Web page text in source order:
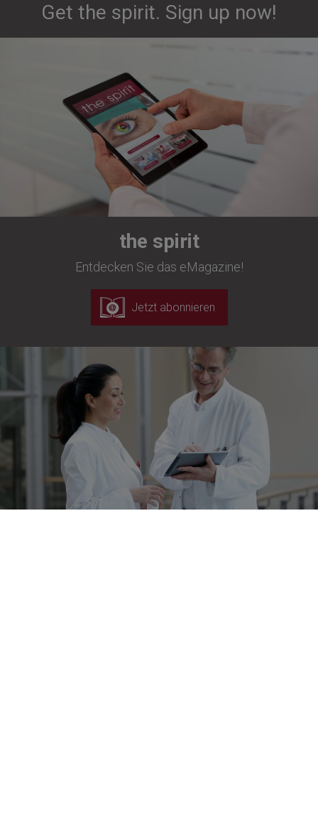
Get the spirit. Sign up now!
the spirit
Entdecken Sie das eMagazine!
Jetzt abonnieren